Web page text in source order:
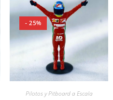
- 25%
Pilotos y Pitboard a Escala